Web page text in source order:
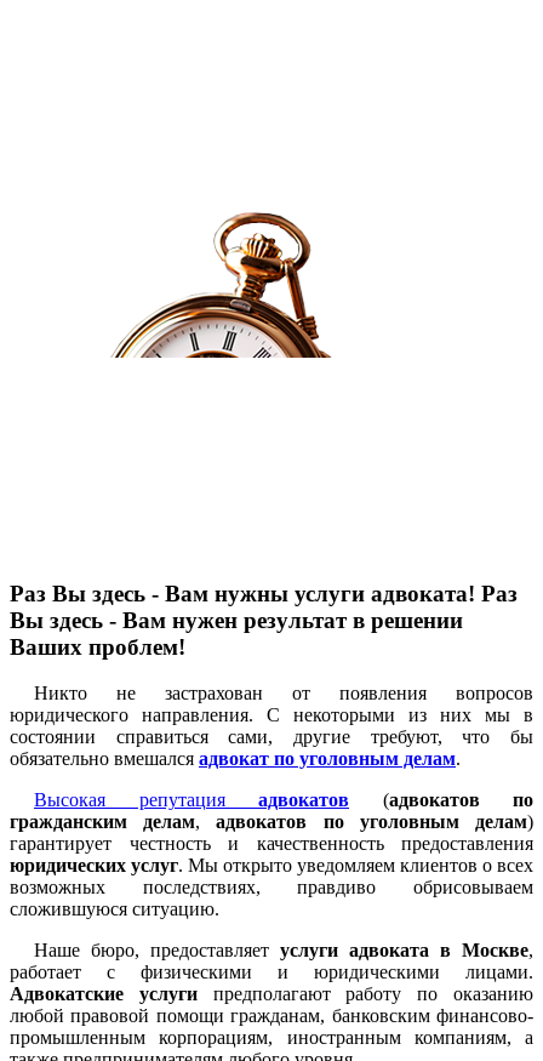
Раз Вы здесь - Вам нужны услуги адвоката! Раз
Вы здесь - Вам нужен результат в решении
Ваших проблем!
Никто не застрахован от появления вопросов
юридического направления. С некоторыми из них мы в
состоянии справиться сами, другие требуют, что бы
обязательно вмешался адвокат по уголовным делам.
Высокая репутация адвокатов (адвокатов по
гражданским делам,адвокатов по уголовным делам)
гарантирует честность и качественность предоставления
юридических услуг. Мы открыто уведомляем клиентов о всех
возможных последствиях, правдиво обрисовываем
сложившуюся ситуацию.
Наше бюро, предоставляет услуги адвоката в Москве,
работает с физическими и юридическими лицами.
Адвокатские услугипредполагают работу по оказанию
любой правовой помощи гражданам, банковским финансово-
промышленным корпорациям, иностранным компаниям, а